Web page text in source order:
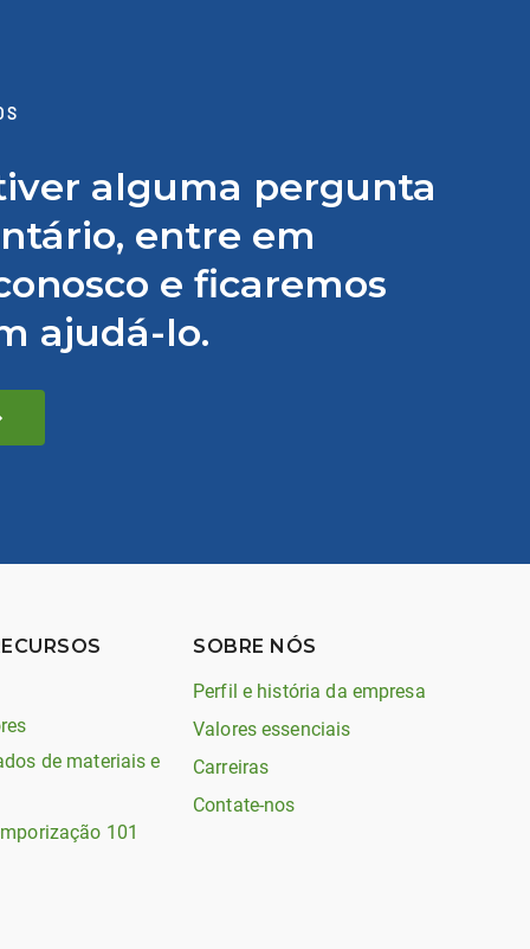
alguma pergunta
entre em
e ficaremos
ajudá-lo.
de materiais e
101
SOBRE NÓS
Perfil e história da empresa
Valores essenciais
Carreiras
Contate-nos